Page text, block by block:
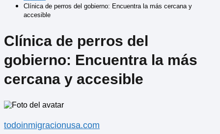
Clínica de perros del gobierno: Encuentra la más cercana y
accesible
Clínica de perros del
gobierno: Encuentra la más
cercana y accesible
todoinmigracionusa.com